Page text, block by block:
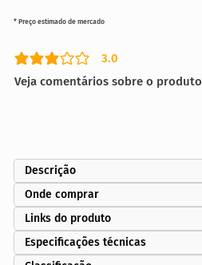
3.0
classificação média é 3 de 5
Veja comentários sobre o produto
* Preço estimado de mercado
Descrição
Onde comprar
Links do produto
Especificações técnicas